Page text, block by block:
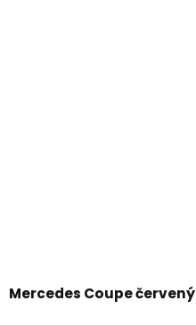
Mercedes Coupe červený